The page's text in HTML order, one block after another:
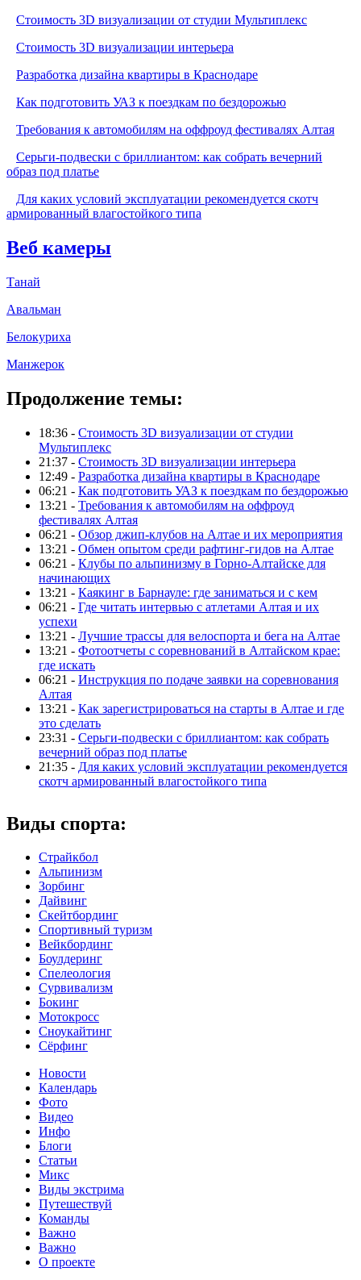
Стоимость 3D визуализации от студии Мультиплекс
Стоимость 3D визуализации интерьера
Разработка дизайна квартиры в Краснодаре
Как подготовить УАЗ к поездкам по бездорожью
Требования к автомобилям на оффроуд фестивалях Алтая
Серьги-подвески с бриллиантом: как собрать вечерний
образ под платье
Для каких условий эксплуатации рекомендуется скотч
армированный влагостойкого типа
Веб камеры
Танай
Авальман
Белокуриха
Манжерок
Продолжение темы:
18:36 - Стоимость 3D визуализации от студии
Мультиплекс
21:37 - Стоимость 3D визуализации интерьера
12:49 - Разработка дизайна квартиры в Краснодаре
06:21 - Как подготовить УАЗ к поездкам по бездорожью
13:21 - Требования к автомобилям на оффроуд
фестивалях Алтая
06:21 - Обзор джип-клубов на Алтае и их мероприятия
13:21 - Обмен опытом среди рафтинг-гидов на Алтае
06:21 - Клубы по альпинизму в Горно-Алтайске для
начинающих
13:21 - Каякинг в Барнауле: где заниматься и с кем
06:21 - Где читать интервью с атлетами Алтая и их
успехи
13:21 - Лучшие трассы для велоспорта и бега на Алтае
13:21 - Фотоотчеты с соревнований в Алтайском крае:
где искать
06:21 - Инструкция по подаче заявки на соревнования
Алтая
13:21 - Как зарегистрироваться на старты в Алтае и где
это сделать
23:31 - Серьги-подвески с бриллиантом: как собрать
вечерний образ под платье
21:35 - Для каких условий эксплуатации рекомендуется
скотч армированный влагостойкого типа
Виды спорта:
Страйкбол
Альпинизм
Зорбинг
Дайвинг
Скейтбординг
Спортивный туризм‎
Вейкбординг
Боулдеринг
Спелеология
Сурвивализм
Бокинг
Мотокросс
Сноукайтинг
Сёрфинг
Новости
Календарь
Фото
Видео
Инфо
Блоги
Статьи
Микс
Виды экстрима
Путешествуй
Команды
Важно
Важно
О проекте